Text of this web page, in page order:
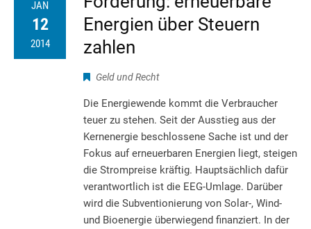
JAN
12
2014
Energien über Steuern
zahlen
Geld und Recht
Die Energiewende kommt die Verbraucher
teuer zu stehen. Seit der Ausstieg aus der
Kernenergie beschlossene Sache ist und der
Fokus auf erneuerbaren Energien liegt, steigen
die Strompreise kräftig. Hauptsächlich dafür
verantwortlich ist die EEG-Umlage. Darüber
wird die Subventionierung von Solar-, Wind-
und Bioenergie überwiegend finanziert. In der